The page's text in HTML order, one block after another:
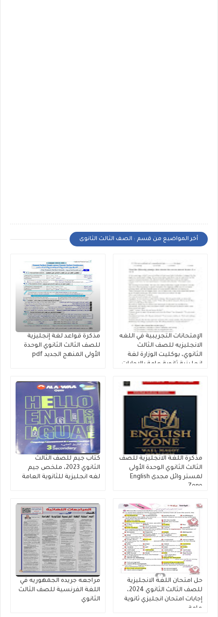
أخر المواضيع من قسم : الصف الثالث الثانوى
الإمتحانات التجريبية في اللغه
الانجليزيه للصف الثالث
الثانوي، بوكليت الوزارة لغة
إنجليزية ثانوية عامة بالإجابات
مذكرة قواعد لغة إنجليزية
للصف الثالث الثانوي الوحدة
الأولى المنهج الجديد pdf
مذكرة اللغة الانجليزية للصف
الثالث الثانوي الوحدة الأولى
لمستر وائل مجدى English
Zone
كتاب جيم للصف الثالث
الثانوي 2023، ملخص جيم
لغه انجليزية للثانوية العامة
حل امتحان اللغة الانجليزية
للصف الثالث الثانوي 2024،
إجابات امتحان انجليزي ثانوية
عامة
مراجعه جريده الجمهوريه في
اللغة الفرنسية للصف الثالث
الثانوي